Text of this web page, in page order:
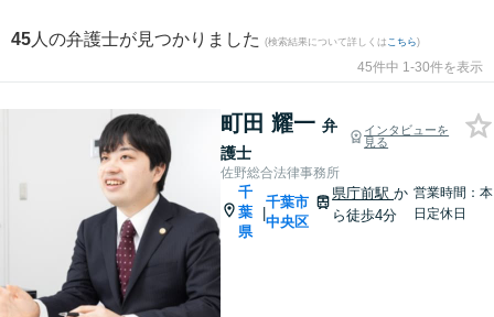
45 人の弁護士が見つかりました (検索結果について詳しくは こちら)
45件中 1-30件を表示
町田 耀一 弁
護士
インタビューを
見る
佐野総合法律事務所
千
葉
県
|
千葉市
中央区
県庁前駅か
ら徒歩4分
営業時間：本
日定休日